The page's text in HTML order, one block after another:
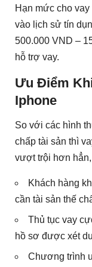
Hạn mức cho
vào lịch sử tín
500.000 VND –
hỗ trợ vay.
Ưu Điểm
Iphone
So với các hình
chấp tài sản thì
vượt trội hơn
Khách hàng
cần tài sản thế
Thủ tục vay
hồ sơ được xét
Chương trình